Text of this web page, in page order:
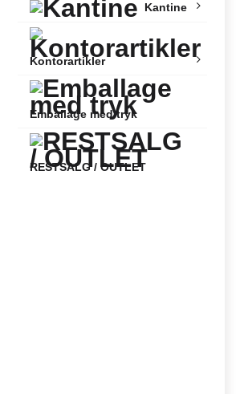
Kantine
Kontorartikler
Emballage med tryk
RESTSALG / OUTLET